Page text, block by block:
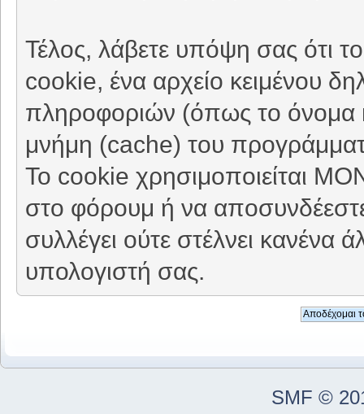
Τέλος, λάβετε υπόψη σας ότι
cookie, ένα αρχείο κειμένου
πληροφοριών (όπως το όνομα
μνήμη (cache) του
Το cookie χρησιμοποιείται
στο φόρουμ ή να
συλλέγει ούτε στέλνει κανένα
υπολογιστή σας.
SMF ©